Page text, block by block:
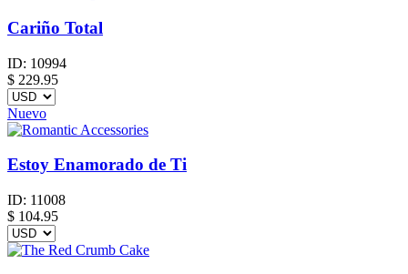
Cariño Total
ID: 10994
$ 229.95
Nuevo
Estoy Enamorado de Ti
ID: 11008
$ 104.95